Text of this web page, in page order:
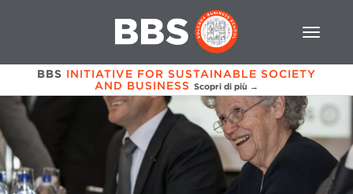
BBS INITIATIVE FOR SUSTAINABLE SOCIETY
AND BUSINESS Scopri di più →